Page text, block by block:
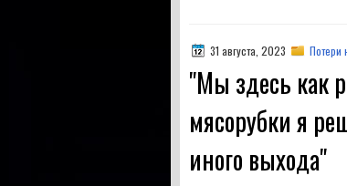
31 августа, 2023 Потери
"Мы здесь как
мясорубки я
иного выхода"